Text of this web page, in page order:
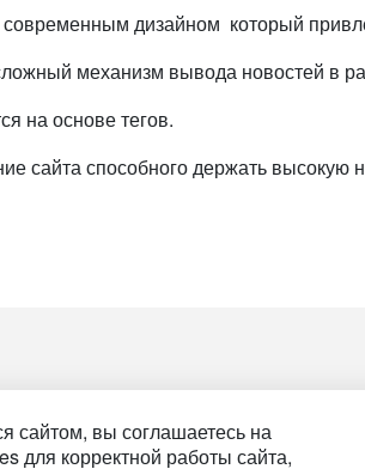
сайтом, вы соглашаетесь на
для корректной работы сайта,
современным дизайном который
механизм вывода новостей в
на основе тегов.
сайта способного держать высокую